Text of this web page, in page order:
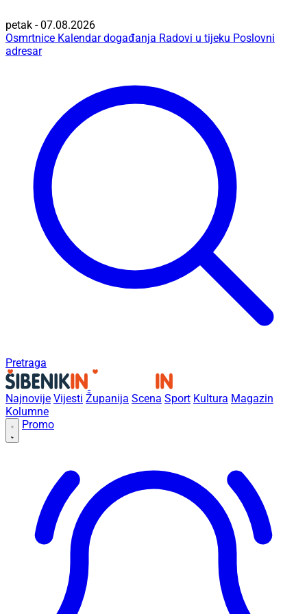
petak - 07.08.2026
Osmrtnice Kalendar događanja Radovi u tijeku Poslovni
adresar
Pretraga
Najnovije Vijesti Županija Scena Sport Kultura Magazin
Kolumne
Promo